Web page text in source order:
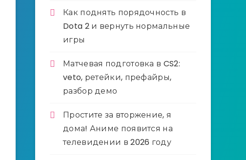
Как поднять порядочность в
Dota 2 и вернуть нормальные
игры
Матчевая подготовка в CS2:
veto, ретейки, префайры,
разбор демо
Простите за вторжение, я
дома! Аниме появится на
телевидении в 2026 году